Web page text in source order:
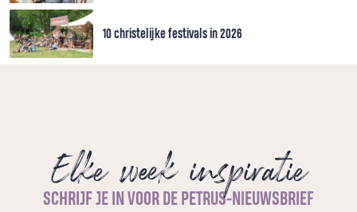
10 christelijke festivals in 2026
Elke week inspiratie
SCHRIJF JE IN VOOR DE PETRUS-NIEUWSBRIEF